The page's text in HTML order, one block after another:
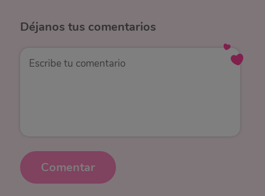
Déjanos tus comentarios
Comentar